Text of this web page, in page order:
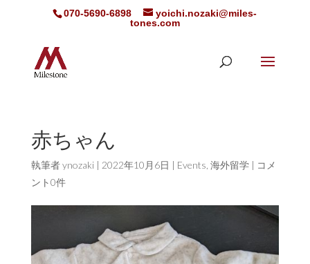
070-5690-6898
yoichi.nozaki@miles-
tones.com
赤ちゃん
執筆者ynozaki| 2022年10月6日 | Events 海外留学| コメ
ント0件